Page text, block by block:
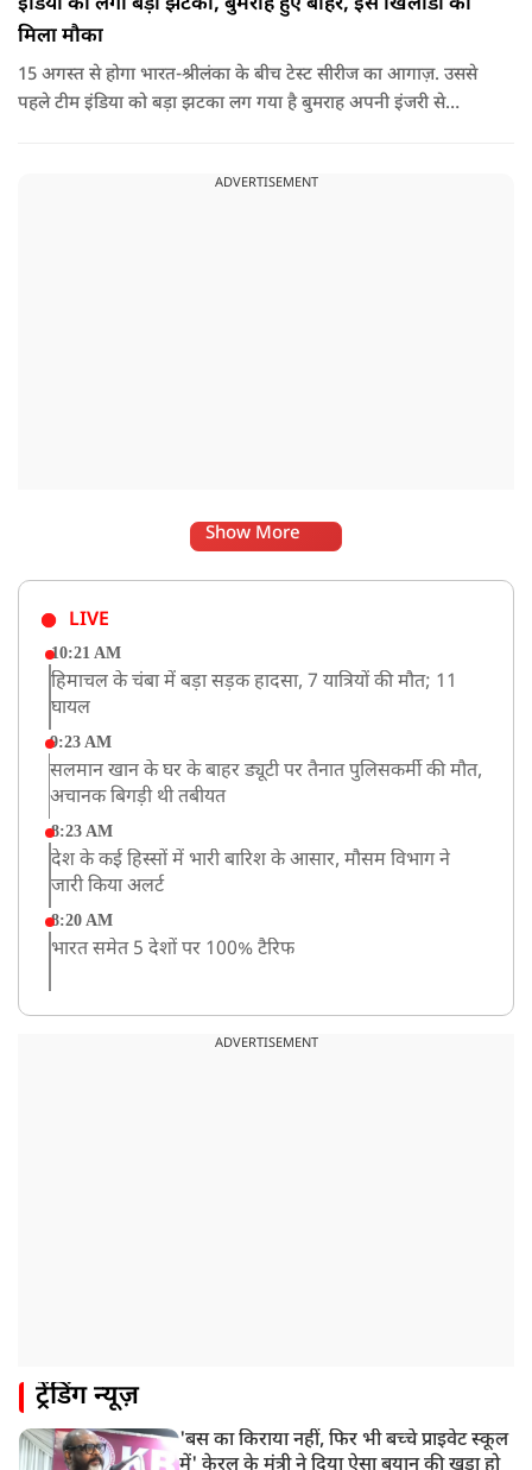
मिला मौका
15 अगस्त से होगा भारत-श्रीलंका के बीच टेस्ट सीरीज का आगाज़. उससे
पहले टीम इंडिया को बड़ा झटका लग गया है बुमराह अपनी इंजरी से
ADVERTISEMENT
Show More
LIVE
10:21 AM
हिमाचल के चंबा में बड़ा सड़क हादसा, 7 यात्रियों की मौत; 11
घायल
9:23 AM
सलमान खान के घर के बाहर ड्यूटी पर तैनात पुलिसकर्मी की मौत,
अचानक बिगड़ी थी तबीयत
8:23 AM
देश के कई हिस्सों में भारी बारिश के आसार, मौसम विभाग ने
जारी किया अलर्ट
8:20 AM
भारत समेत 5 देशों पर 100% टैरिफ
PM मोदी आज IIT दिल्ली के दीक्षांत समारोह में शामिल होंगे
ADVERTISEMENT
ट्रेंडिंग न्यूज़
'बस का किराया नहीं, फिर भी बच्चे प्राइवेट स्कूल